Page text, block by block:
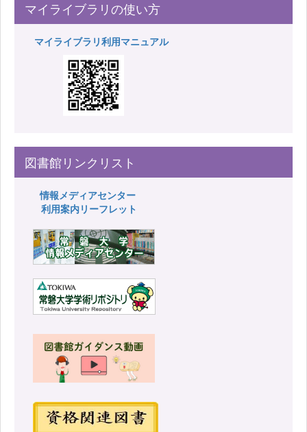
マイライブラリの使い方
マイライブラリ利用マニュアル
図書館リンクリスト
情報メディアセンター
利用案内リーフレット